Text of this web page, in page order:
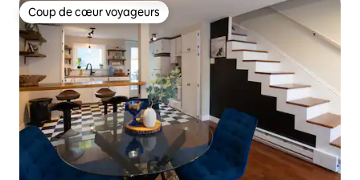
Coup de cœur voyageurs
Coup de cœur voyageurs